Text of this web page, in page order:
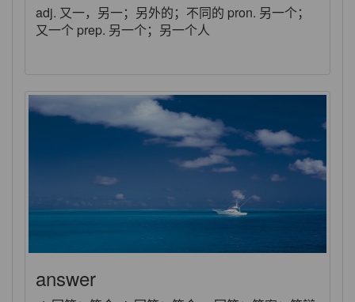
adj. 又一，另一；另外的；不同的 pron. 另一个；
又一个 prep. 另一个；另一个人
answer